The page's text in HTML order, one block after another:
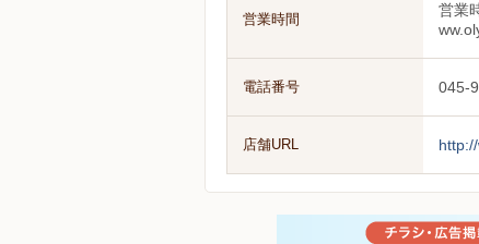
営業時間
営業
電話番号 045-
店舗URL